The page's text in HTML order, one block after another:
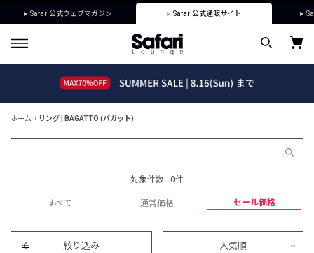
Safari公式ウェブマガジン Safari公式通販サイト
ホーム リング | BAGATTO (バガット)
対象件数 : 0件
すべて 通常価格 セール価格
絞り込み 人気順